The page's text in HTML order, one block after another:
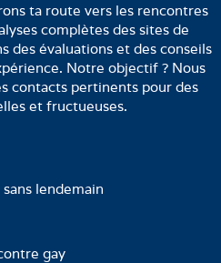
ta route vers les rencontres
complètes des sites de
des évaluations et des conseils
Notre objectif ? Nous
contacts pertinents pour des
et fructueuses.
lendemain
gay